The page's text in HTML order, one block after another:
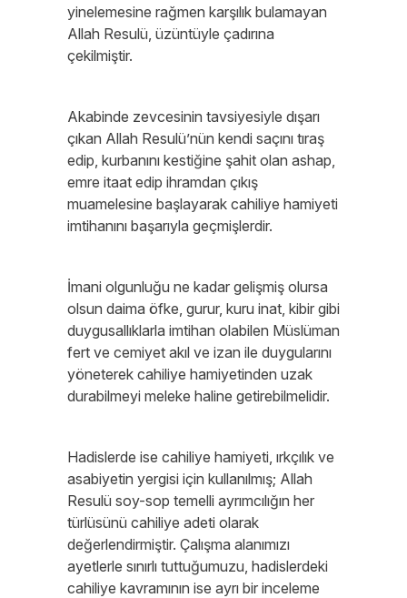
yinelemesine rağmen karşılık bulamayan
Allah Resulü, üzüntüyle çadırına
çekilmiştir.
Akabinde zevcesinin tavsiyesiyle dışarı
çıkan Allah Resulü’nün kendi saçını tıraş
edip, kurbanını kestiğine şahit olan ashap,
emre itaat edip ihramdan çıkış
muamelesine başlayarak cahiliye hamiyeti
imtihanını başarıyla geçmişlerdir.
İmani olgunluğu ne kadar gelişmiş olursa
olsun daima öfke, gurur, kuru inat, kibir gibi
duygusallıklarla imtihan olabilen Müslüman
fert ve cemiyet akıl ve izan ile duygularını
yöneterek cahiliye hamiyetinden uzak
durabilmeyi meleke haline getirebilmelidir.
Hadislerde ise cahiliye hamiyeti, ırkçılık ve
asabiyetin yergisi için kullanılmış; Allah
Resulü soy-sop temelli ayrımcılığın her
türlüsünü cahiliye adeti olarak
değerlendirmiştir. Çalışma alanımızı
ayetlerle sınırlı tuttuğumuzu, hadislerdeki
cahiliye kavramının ise ayrı bir inceleme